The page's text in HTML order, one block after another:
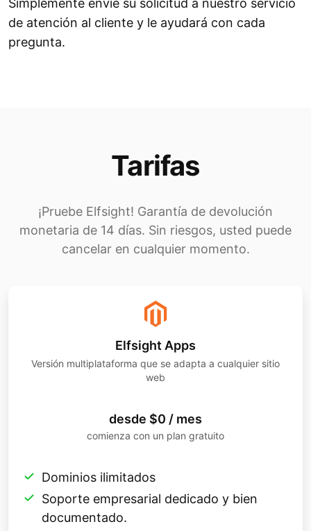
Simplemente envíe su solicitud a nuestro servicio
de atención al cliente y le ayudará con cada
pregunta.
Tarifas
¡Pruebe Elfsight! Garantía de devolución
monetaria de 14 días. Sin riesgos, usted puede
cancelar en cualquier momento.
Elfsight Apps
Versión multiplataforma que se adapta a cualquier sitio
web
desde $0 / mes
comienza con un plan gratuito
Dominios ilimitados
Soporte empresarial dedicado y bien
documentado.